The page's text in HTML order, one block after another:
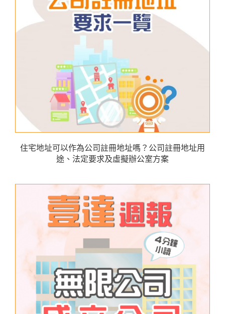
住宅地址可以作為公司註冊地址嗎？公司註冊地址用
途、法定要求及虛擬辦公室方案